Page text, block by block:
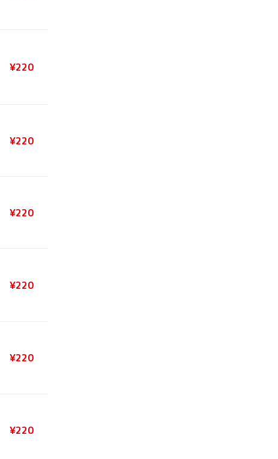
¥220
¥220
¥220
¥220
¥220
¥220